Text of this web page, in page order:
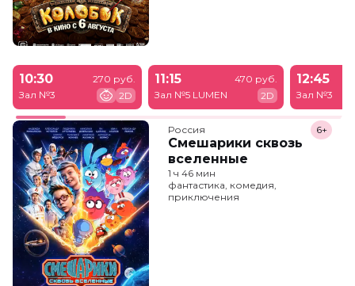
10:30
Зал №3
270 руб.
2D
11:15
Зал №5 LUMEN
470 руб.
2D
12:45
Зал №3
Россия
Смешарики сквозь
вселенные
6+
1 ч 46 мин
фантастика, комедия,
приключения